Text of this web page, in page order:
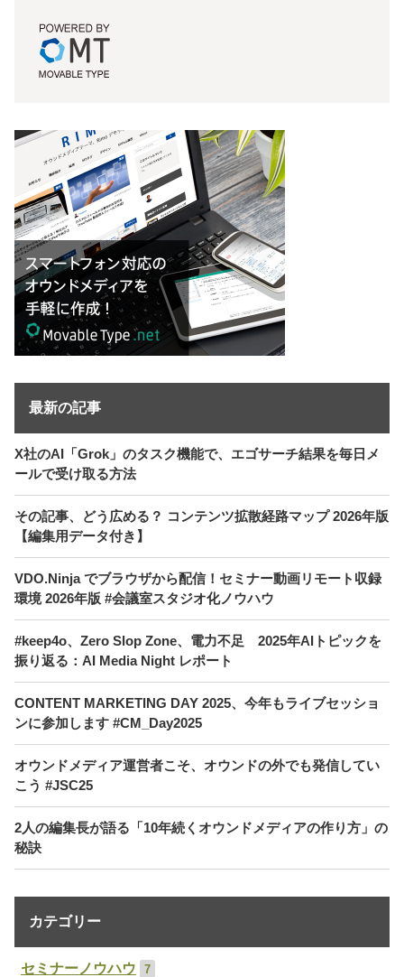
最新の記事
X社のAI「Grok」のタスク機能で、エゴサーチ結果を毎日メ
ールで受け取る方法
その記事、どう広める？ コンテンツ拡散経路マップ 2026年版
【編集用データ付き】
VDO.Ninja でブラウザから配信！セミナー動画リモート収録
環境 2026年版 #会議室スタジオ化ノウハウ
#keep4o、Zero Slop Zone、電力不足 2025年AIトピックを
振り返る：AI Media Night レポート
CONTENT MARKETING DAY 2025、今年もライブセッショ
ンに参加します #CM_Day2025
オウンドメディア運営者こそ、オウンドの外でも発信してい
こう #JSC25
2人の編集長が語る「10年続くオウンドメディアの作り方」の
秘訣
カテゴリー
セミナーノウハウ 7